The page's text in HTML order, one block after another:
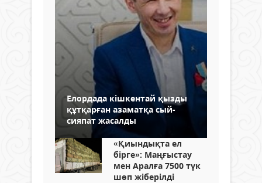
Елордада кішкентай қызды
құтқарған азаматқа сый-
сияпат жасалды
«Қиындықта ел
бірге»: Маңғыстау
мен Аралға 7500 түк
шөп жіберілді